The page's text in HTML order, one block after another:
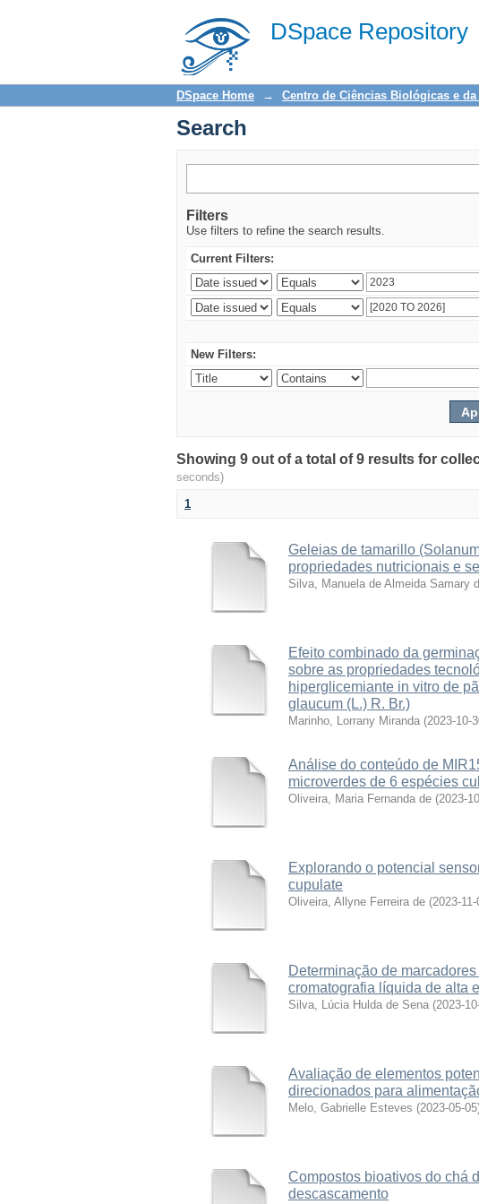
DSpace Repository
Search
DSpace Home → Centro de Ciências Biológicas e da
Search
Filters
Use filters to refine the search results.
Current Filters:
New Filters:
Showing 9 out of a total of 9 results for
seconds)
1
Geleias de tamarillo
propriedades nutricionais e
Silva, Manuela de Almeida Samary
Efeito combinado da
sobre as propriedades
hiperglicemiante in vitro de
glaucum (L.) R. Br.)
Marinho, Lorrany Miranda (2023-10-
Análise do conteúdo de
microverdes de 6 espécies
Oliveira, Maria Fernanda de (2023-
Explorando o potencial
cupulate
Oliveira, Allyne Ferreira de (2023-11-
Determinação de
cromatografia líquida de alta
Silva, Lúcia Hulda de Sena (2023-
Avaliação de elementos
direcionados para
Melo, Gabrielle Esteves (2023-05-05
Compostos bioativos do chá
descascamento